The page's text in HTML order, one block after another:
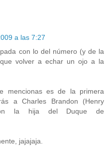
a las 7:27
con lo del número (y de la
volver a echar un ojo a la
mencionas es de la primera
a Charles Brandon (Henry
la hija del Duque de
jajajaja.